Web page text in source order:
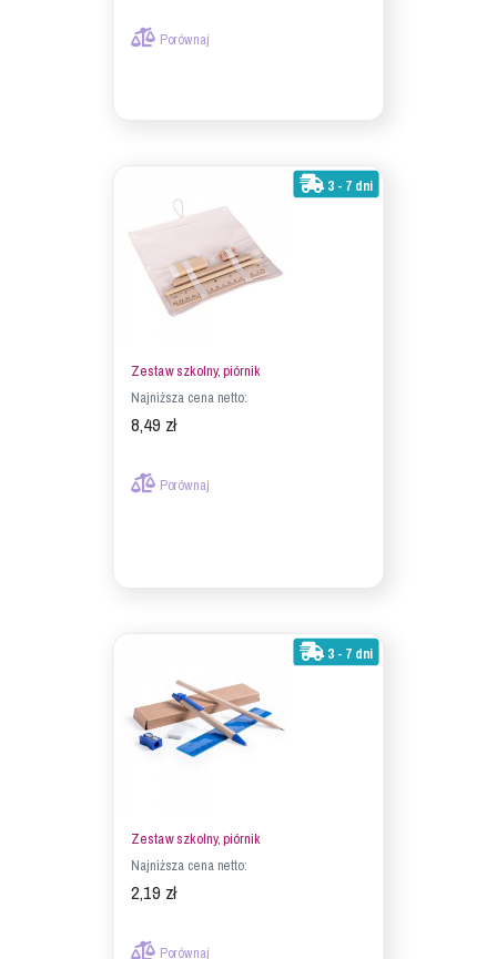
Porównaj
3 - 7 dni
Zestaw szkolny, piórnik
Najniższa cena netto:
8,49 zł
Porównaj
3 - 7 dni
Zestaw szkolny, piórnik
Najniższa cena netto:
2,19 zł
Porównaj